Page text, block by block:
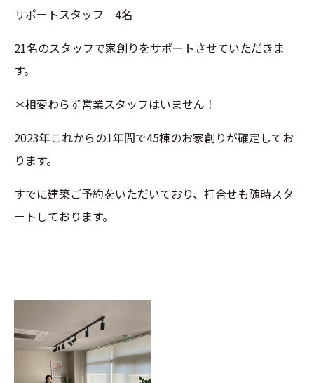
サポートスタッフ 4名
21名のスタッフで家創りをサポートさせていただきま
す。
＊相変わらず営業スタッフはいません！
2023年これからの1年間で45棟のお家創りが確定してお
ります。
すでに建築ご予約をいただいており、打合せも随時スタ
ートしております。